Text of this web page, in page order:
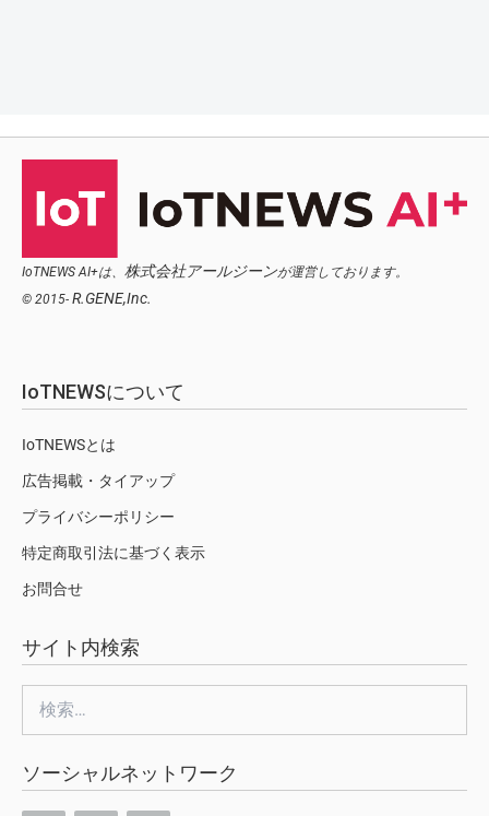
IoTNEWS AI+は、 株式会社アールジーンが運営しております。
© 2015- R.GENE,Inc.
IoTNEWSについて
IoTNEWSとは
広告掲載・タイアップ
プライバシーポリシー
特定商取引法に基づく表示
お問合せ
サイト内検索
索:
ソーシャルネットワーク